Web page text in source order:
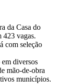
da Casa do
423 vagas.
com seleção
diversos
mão-de-obra
municípios.